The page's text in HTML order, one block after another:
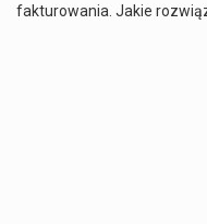
fakturowania. Jakie